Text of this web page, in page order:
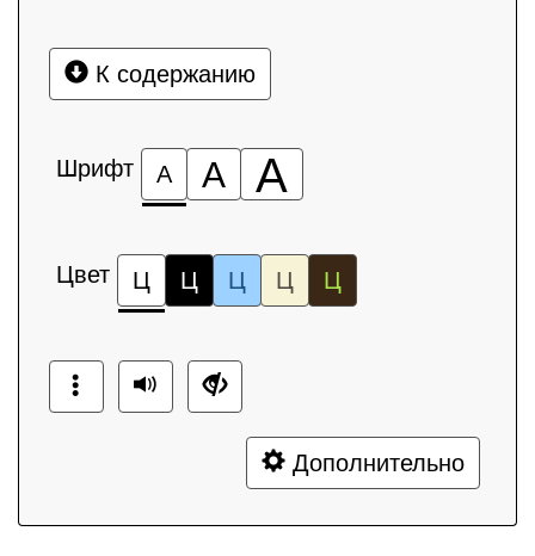
К содержанию
Шрифт А А А
Цвет Ц Ц Ц Ц Ц
Дополнительно